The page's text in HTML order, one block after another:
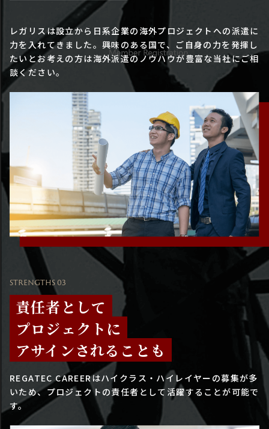
レガリスは設立から日系企業の海外プロジェクトへの派遣に
力を入れてきました。興味のある国で、ご自身の力を発揮し
たいとお考えの方は海外派遣のノウハウが豊富な当社にご相
談ください。
STRENGTHS 03
責任者として
プロジェクトに
アサインされることも
REGATEC CAREERはハイクラス・ハイレイヤーの募集が多
いため、プロジェクトの責任者として活躍することが可能で
す。